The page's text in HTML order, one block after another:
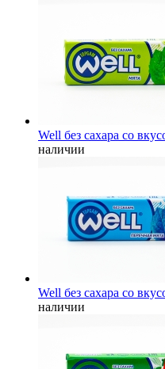
Well без сахара со
наличии
Well без сахара со
наличии